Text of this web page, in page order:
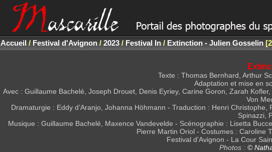
Accueil/ Festival d'Avignon/ 2023/ Festival In/ Extinction - Julien Gosselin
Texte : Thomas Bernhard, Arthur
Adaptation et mise en
Avec : Guillaume Bachelé, Joseph Drouet, Denis Eyriey, Carine Goron, Zarah
Von
Dramaturgie : Eddy d’Aranjo, Johanna Höhmann - Traduction : Henri
Spinazzi,
Musique : Guillaume Bachelé, Maxence Vandevelde - Scénographie : Lisetta
Pierre Martin Oriol - Costumes : Caroline
Festival d'Avignon - La Cour
Photos : ©